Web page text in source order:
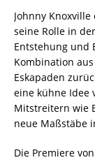
Johnny
seine Rolle in
Entstehung und
Kombination
Eskapaden
eine kühne Idee
Mitstreitern wie
neue Maßstäbe
Die Premiere